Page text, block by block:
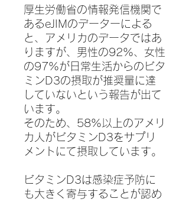
厚生労働省の情報発信機関で
あるeJIMのデーターによる
と、アメリカのデータではあ
りますが、男性の92%、女性
の97%が日常生活からのビタ
ミンD3の摂取が推奨量に達
していないという報告が出て
います。
そのため、58%以上のアメリ
カ人がビタミンD3をサプリ
メントにて摂取しています。
ビタミンD3は感染症予防に
も大きく寄与することが認め